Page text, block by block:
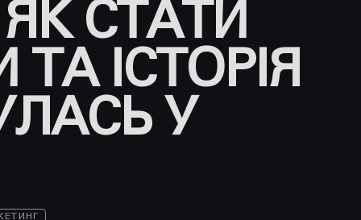
СТАТИ
ІСТОРІЯ
У